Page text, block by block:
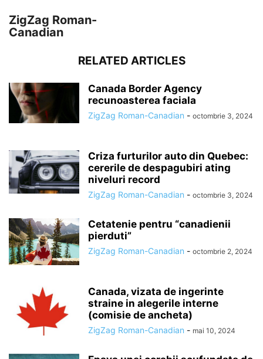
ZigZag Roman-
Canadian
RELATED ARTICLES
Canada Border Agency
recunoasterea faciala
ZigZag Roman-Canadian - octombrie 3, 2024
Criza furturilor auto din Quebec:
cererile de despagubiri ating
niveluri record
ZigZag Roman-Canadian - octombrie 3, 2024
Cetatenie pentru “canadienii
pierduti”
ZigZag Roman-Canadian - octombrie 2, 2024
Canada, vizata de ingerinte
straine in alegerile interne
(comisie de ancheta)
ZigZag Roman-Canadian - mai 10, 2024